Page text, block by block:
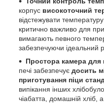
корпус високоточний
відстежувати
критично важливо для
вимагають певного
забезпечуючи ідеальний
Простора камера для
печі забезпечує досить
приготування піци
випікання інших
чіабатта, домашній хліб,